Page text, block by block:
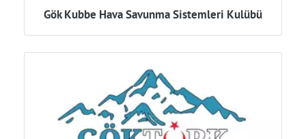
Gök Kubbe Hava Savunma Sistemleri Kulübü